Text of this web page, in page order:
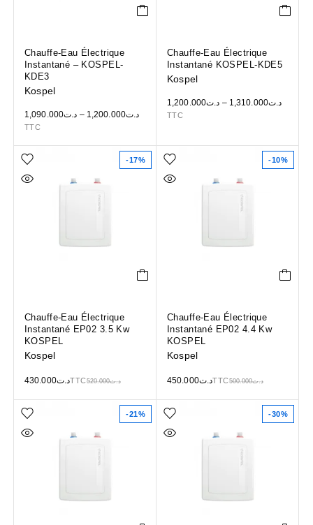
Chauffe-Eau Électrique
Instantané – KOSPEL-
KDE3
Kospel
د.ت1,090.000 – د.ت1,200.000
TTC
Chauffe-Eau Électrique
Instantané KOSPEL-KDE5
Kospel
د.ت1,200.000 – د.ت1,310.000
TTC
-17%
Chauffe-Eau Électrique
Instantané EP02 3.5 Kw
KOSPEL
Kospel
د.ت520.000 د.ت430.000 TTC
-10%
Chauffe-Eau Électrique
Instantané EP02 4.4 Kw
KOSPEL
Kospel
د.ت500.000 د.ت450.000 TTC
-21% -30%